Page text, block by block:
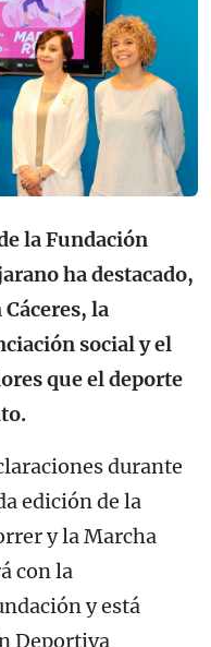
la Fundación
ha destacado,
la
social y el
que el deporte
durante
edición de la
y la Marcha
con la
y está
Deportiva